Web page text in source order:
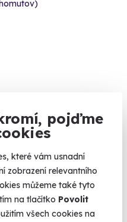
pojďme
které vám usnadní
zobrazení relevantního
můžeme také tyto
na tlačítko Povolit
všech cookies na